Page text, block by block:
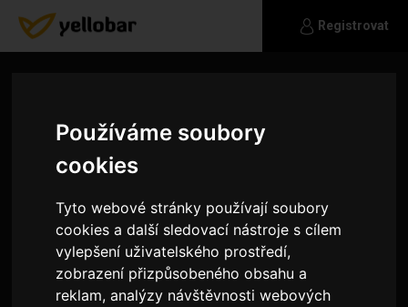
Používáme soubory
cookies
Tyto webové stránky používají soubory
cookies a další sledovací nástroje s cílem
vylepšení uživatelského prostředí,
zobrazení přizpůsobeného obsahu a
reklam, analýzy návštěvnosti webových
Registrovat